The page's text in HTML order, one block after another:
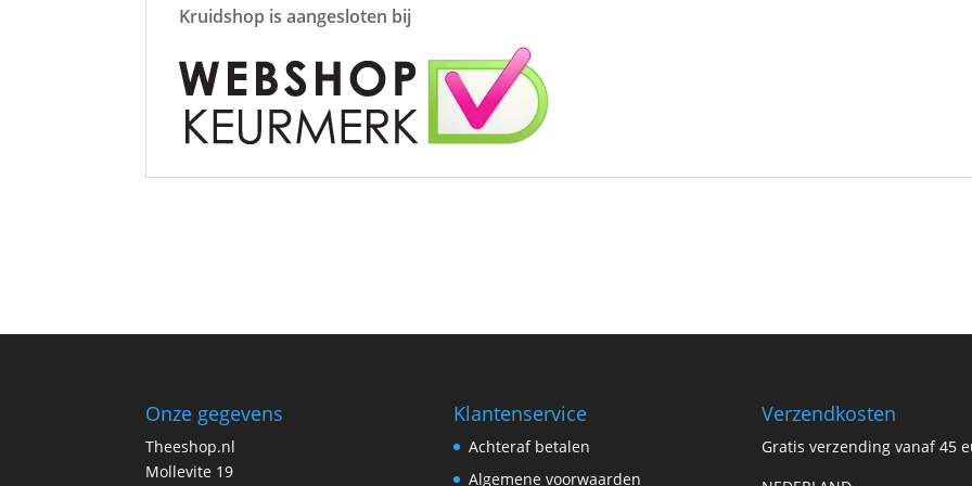
Kruidshop is aangesloten bij
Onze gegevens
Theeshop.nl
Mollevite 19
Klantenservice
Achteraf betalen
Algemene voorwaarden
Verzendkosten
Gratis verzending vanaf 45